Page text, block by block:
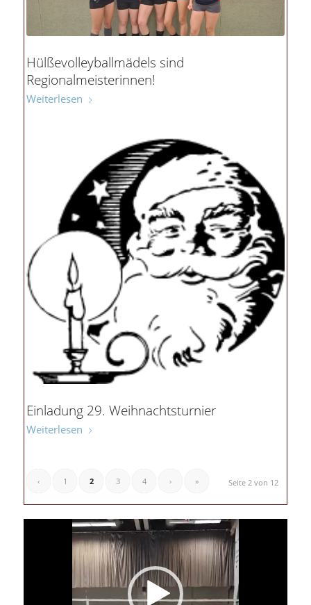
Hülßevolleyballmädels sind
Regionalmeisterinnen!
Weiterlesen
Einladung 29. Weihnachtsturnier
Weiterlesen
Seite 2 von 12
‹ 1 2 3 4 › »